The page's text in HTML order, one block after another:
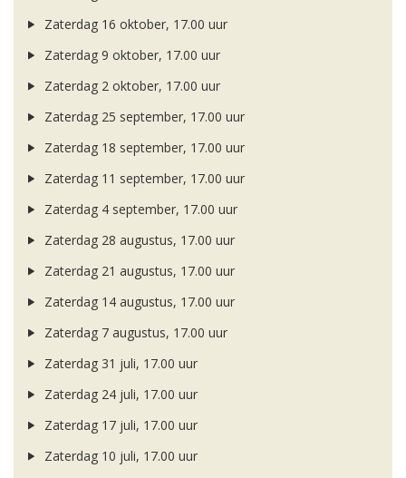
Zaterdag 16 oktober, 17.00 uur
Zaterdag 9 oktober, 17.00 uur
Zaterdag 2 oktober, 17.00 uur
Zaterdag 25 september, 17.00 uur
Zaterdag 18 september, 17.00 uur
Zaterdag 11 september, 17.00 uur
Zaterdag 4 september, 17.00 uur
Zaterdag 28 augustus, 17.00 uur
Zaterdag 21 augustus, 17.00 uur
Zaterdag 14 augustus, 17.00 uur
Zaterdag 7 augustus, 17.00 uur
Zaterdag 31 juli, 17.00 uur
Zaterdag 24 juli, 17.00 uur
Zaterdag 17 juli, 17.00 uur
Zaterdag 10 juli, 17.00 uur